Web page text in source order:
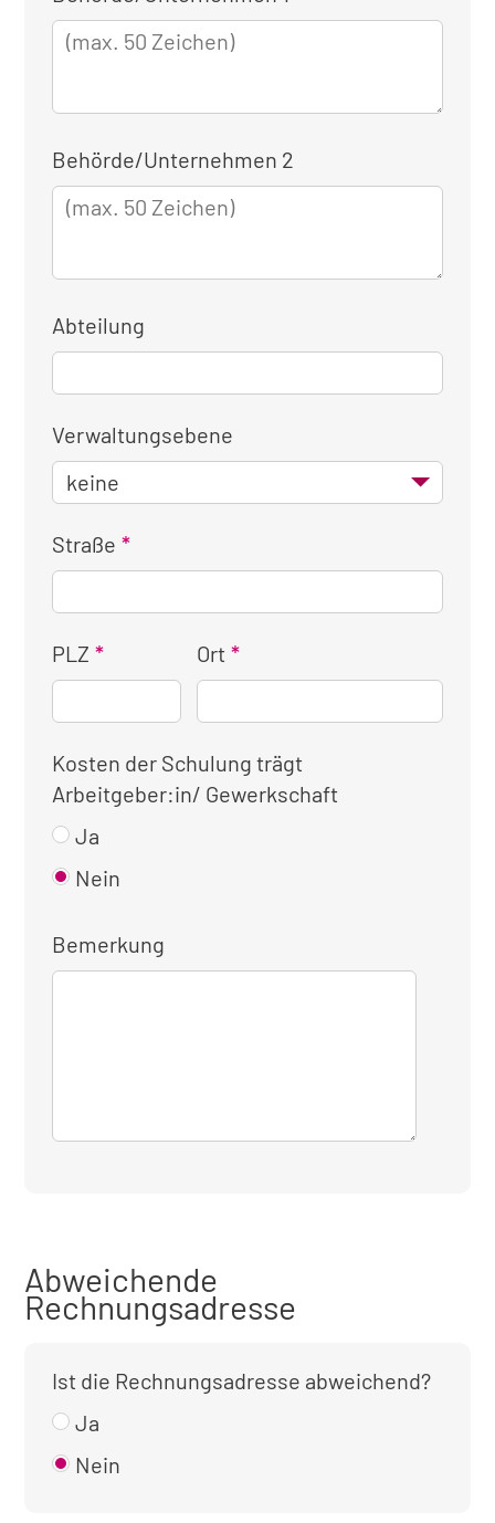
für
die
Behörde/Unternehmen 2
Abteilung
Verwaltungsebene
Straße
PLZ Ort
Kosten der Schulung trägt
Arbeitgeber:in/ Gewerkschaft
Ja
Nein
Bemerkung
Abweichende
Rechnungsadresse
Ist die Rechnungsadresse abweichend?
Ja
Nein